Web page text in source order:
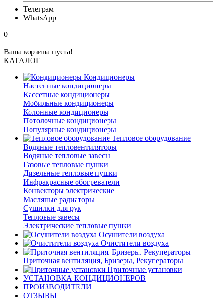
Телеграм
WhatsApp
0
Ваша корзина пуста!
КАТАЛОГ
Кондиционеры
Настенные кондиционеры
Кассетные кондиционеры
Мобильные кондиционеры
Колонные кондиционеры
Потолочные кондиционеры
Популярные кондиционеры
Тепловое оборудование
Водяные тепловентиляторы
Водяные тепловые завесы
Газовые тепловые пушки
Дизельные тепловые пушки
Инфракрасные обогреватели
Конвекторы электрические
Масляные радиаторы
Сушилки для рук
Тепловые завесы
Электрические тепловые пушки
Осушители воздуха
Очистители воздуха
Приточная вентиляция, Бризеры, Рекуператоры
Приточные установки
УСТАНОВКА КОНДИЦИОНЕРОВ
ПРОИЗВОДИТЕЛИ
ОТЗЫВЫ